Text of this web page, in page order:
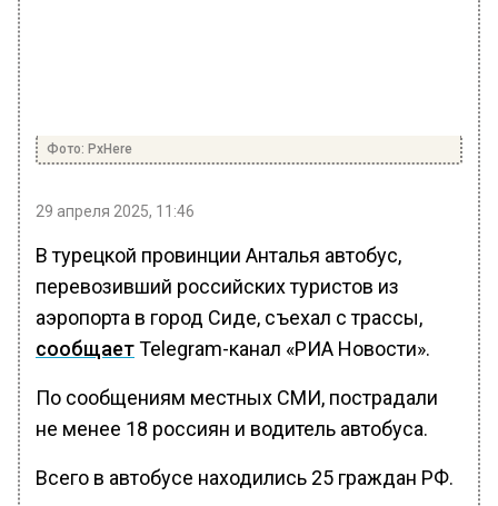
Фото: PxHere
29 апреля 2025, 11:46
В турецкой провинции Анталья автобус,
перевозивший российских туристов из
аэропорта в город Сиде, съехал с трассы,
сообщаетTelegram-канал «РИА Новости».
По сообщениям местных СМИ, пострадали
не менее 18 россиян и водитель автобуса.
Всего в автобусе находились 25 граждан РФ.